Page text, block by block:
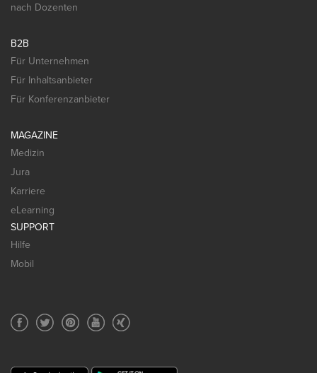
nach Dozenten
B2B
Für Unternehmen
Für Inhaltsanbieter
Für Konferenzanbieter
MAGAZINE
Medizin
Jura
Karriere
eLearning
SUPPORT
Hilfe
Mobil